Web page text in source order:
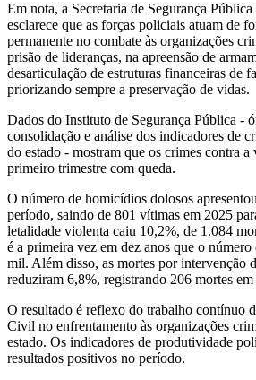
Em nota, a Secretaria de Segurança
esclarece que as forças policiais atuam de
permanente no combate às organizações
prisão de lideranças, na apreensão de
desarticulação de estruturas financeiras de
priorizando sempre a preservação de vidas.
Dados do Instituto de Segurança Pública -
consolidação e análise dos indicadores de
do estado - mostram que os crimes contra a
primeiro trimestre com queda.
O número de homicídios dolosos
período, saindo de 801 vítimas em 2025
letalidade violenta caiu 10,2%, de 1.084
é a primeira vez em dez anos que o
mil. Além disso, as mortes por intervenção
reduziram 6,8%, registrando 206 mortes
O resultado é reflexo do trabalho contínuo
Civil no enfrentamento às organizações
estado. Os indicadores de produtividade
resultados positivos no período.